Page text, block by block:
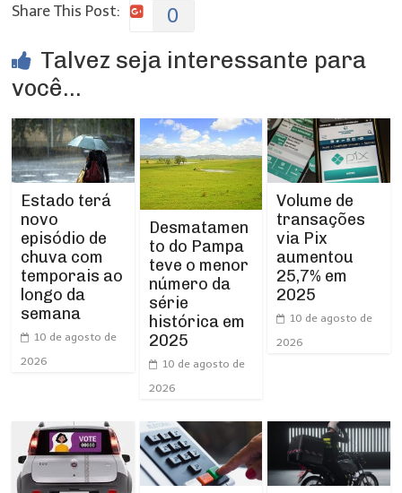
Share This Post:
0
Talvez seja interessante para
você...
Estado terá
novo
episódio de
chuva com
temporais ao
longo da
semana
10 de agosto de
2026
Desmatamen
to do Pampa
teve o menor
número da
série
histórica em
2025
10 de agosto de
2026
Volume de
transações
via Pix
aumentou
25,7% em
2025
10 de agosto de
2026